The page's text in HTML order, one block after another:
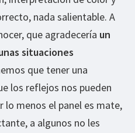
nada salientable. A
que agradecería un
situaciones
que tener una
los reflejos nos pueden
lo menos el panel es mate,
a algunos no les